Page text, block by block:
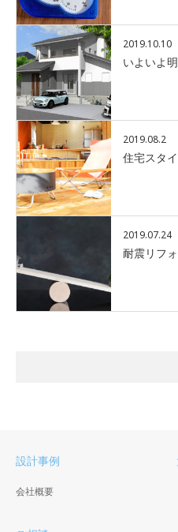
2019.10.10
いよいよ
2019.08.2
住宅スタ
2019.07.24
耐震リフ
設計事例
会社概要